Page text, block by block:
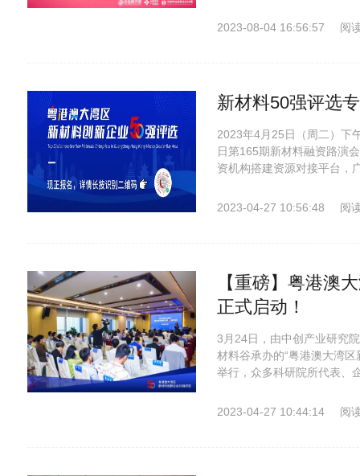
2023-08-04 16:56:57 阅
新材料50强评选
2023年4月25日（周二）下
日第165期新材料融资路演
资机构搭建资源对接平台，
2023-04-27 10:56:48 阅
【重磅】粤港澳
正式启动！
3月24日，由中创产业研究
材料谷承办的“粤港澳大湾
举行，众多科研院所代表、
2023-04-27 10:44:14 阅